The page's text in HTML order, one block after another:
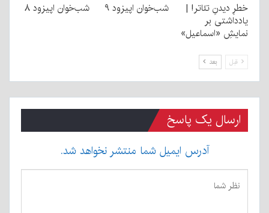
خطرِ دیدنِ تئاتر! |
یادداشتی بر
نمایشِ «اسماعیل»
شب‌خوان اپیزود ۹ شب‌خوان اپیزود ۸
قبل بعد
ارسال یک پاسخ
آدرس ایمیل شما منتشر نخواهد شد.